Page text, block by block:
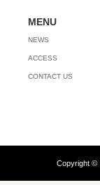
MENU
NEWS
ACCESS
CONTACT US
Copyright